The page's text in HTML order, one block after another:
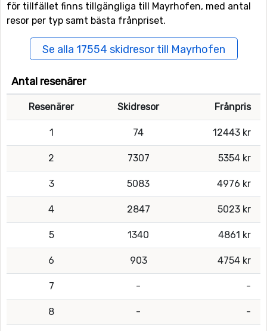
för tillfället finns tillgängliga till Mayrhofen, med antal
resor per typ samt bästa frånpriset.
Se alla 17554 skidresor till Mayrhofen
Antal resenärer
Resenärer Skidresor Frånpris
1 74 12443 kr
2 7307 5354 kr
3 5083 4976 kr
4 2847 5023 kr
5 1340 4861 kr
6 903 4754 kr
7 - -
8 - -